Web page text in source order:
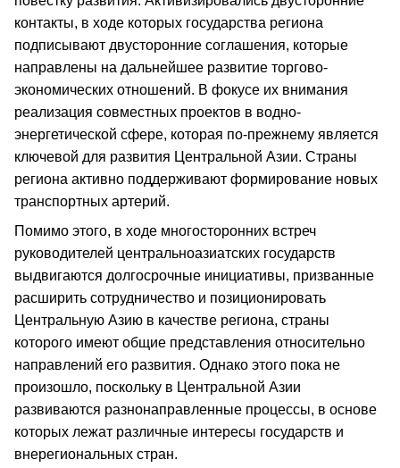
контакты, в ходе которых государства региона
подписывают двусторонние соглашения, которые
направлены на дальнейшее развитие торгово-
экономических отношений. В фокусе их внимания
реализация совместных проектов в водно-
энергетической сфере, которая по-прежнему является
ключевой для развития Центральной Азии. Страны
региона активно поддерживают формирование новых
транспортных артерий.
Помимо этого, в ходе многосторонних встреч
руководителей центральноазиатских государств
выдвигаются долгосрочные инициативы, призванные
расширить сотрудничество и позиционировать
Центральную Азию в качестве региона, страны
которого имеют общие представления относительно
направлений его развития. Однако этого пока не
произошло, поскольку в Центральной Азии
развиваются разнонаправленные процессы, в основе
которых лежат различные интересы государств и
внерегиональных стран.